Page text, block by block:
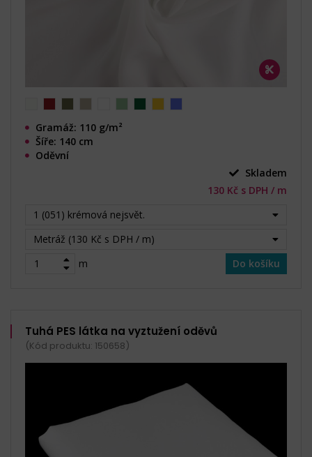
Gramáž: 110 g/m²
Šíře: 140 cm
Oděvní
Skladem
130 Kč s DPH / m
1 (051) krémová nejsvět.
Metráž (130 Kč s DPH / m)
m
Do košíku
Tuhá PES látka na vyztužení oděvů
(Kód produktu: 150658)